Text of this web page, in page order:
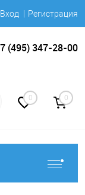
Вход Регистрация
(495) 347-28-00
0 0